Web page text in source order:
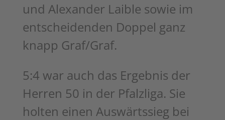
und Alexander Laible sowie im
entscheidenden Doppel ganz
knapp Graf/Graf.
5:4 war auch das Ergebnis der
Herren 50 in der Pfalzliga. Sie
holten einen Auswärtssieg bei